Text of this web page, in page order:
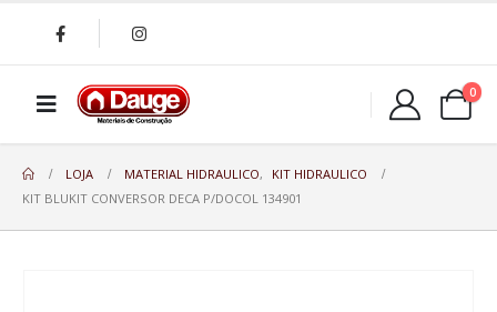
0
LOJA MATERIAL HIDRAULICO,
KIT HIDRAULICO
KIT BLUKIT CONVERSOR DECA P/DOCOL 134901